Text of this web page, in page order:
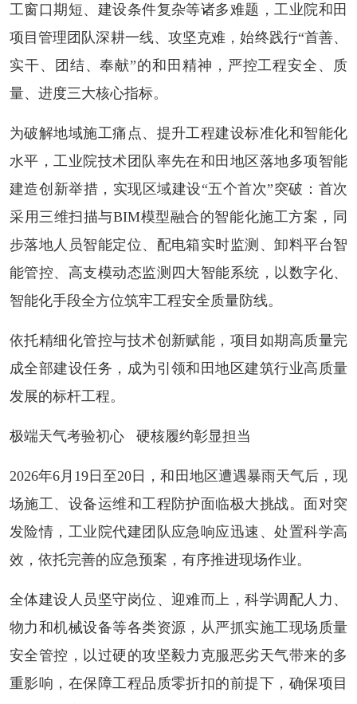
工窗口期短、建设条件复杂等诸多难题，工业院和田
项目管理团队深耕一线、攻坚克难，始终践行“首善、
实干、团结、奉献”的和田精神，严控工程安全、质
量、进度三大核心指标。
为破解地域施工痛点、提升工程建设标准化和智能化
水平，工业院技术团队率先在和田地区落地多项智能
建造创新举措，实现区域建设“五个首次”突破：首次
采用三维扫描与BIM模型融合的智能化施工方案，同
步落地人员智能定位、配电箱实时监测、卸料平台智
能管控、高支模动态监测四大智能系统，以数字化、
智能化手段全方位筑牢工程安全质量防线。
依托精细化管控与技术创新赋能，项目如期高质量完
成全部建设任务，成为引领和田地区建筑行业高质量
发展的标杆工程。
极端天气考验初心 硬核履约彰显担当
2026年6月19日至20日，和田地区遭遇暴雨天气后，现
场施工、设备运维和工程防护面临极大挑战。面对突
发险情，工业院代建团队应急响应迅速、处置科学高
效，依托完善的应急预案，有序推进现场作业。
全体建设人员坚守岗位、迎难而上，科学调配人力、
物力和机械设备等各类资源，从严抓实施工现场质量
安全管控，以过硬的攻坚毅力克服恶劣天气带来的多
重影响，在保障工程品质零折扣的前提下，确保项目